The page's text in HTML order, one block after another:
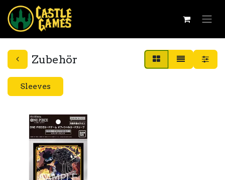
Zubehör
Sleeves